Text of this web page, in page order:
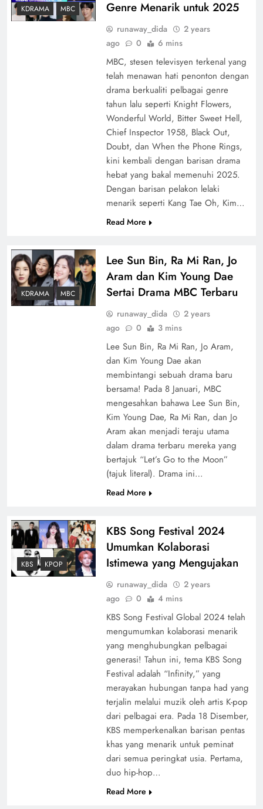
KDRAMA MBC Genre Menarik untuk 2025
runaway_dida
2 years
ago
0 6 mins
MBC, stesen televisyen terkenal yang
telah menawan hati penonton dengan
drama berkualiti pelbagai genre
tahun lalu seperti Knight Flowers,
Wonderful World, Bitter Sweet Hell,
Chief Inspector 1958, Black Out,
Doubt, dan When the Phone Rings,
kini kembali dengan barisan drama
hebat yang bakal memenuhi 2025.
Dengan barisan pelakon lelaki
menarik seperti Kang Tae Oh, Kim…
Read More
KDRAMA MBC
Lee Sun Bin, Ra Mi Ran, Jo
Aram dan Kim Young Dae
Sertai Drama MBC Terbaru
runaway_dida
2 years
ago
0 3 mins
Lee Sun Bin, Ra Mi Ran, Jo Aram,
dan Kim Young Dae akan
membintangi sebuah drama baru
bersama! Pada 8 Januari, MBC
mengesahkan bahawa Lee Sun Bin,
Kim Young Dae, Ra Mi Ran, dan Jo
Aram akan menjadi teraju utama
dalam drama terbaru mereka yang
bertajuk “Let’s Go to the Moon”
(tajuk literal). Drama ini…
Read More
KBS KPOP
KBS Song Festival 2024
Umumkan Kolaborasi
Istimewa yang Mengujakan
runaway_dida
2 years
ago
0 4 mins
KBS Song Festival Global 2024 telah
mengumumkan kolaborasi menarik
yang menghubungkan pelbagai
generasi! Tahun ini, tema KBS Song
Festival adalah “Infinity,” yang
merayakan hubungan tanpa had yang
terjalin melalui muzik oleh artis K-pop
dari pelbagai era. Pada 18 Disember,
KBS memperkenalkan barisan pentas
khas yang menarik untuk peminat
dari semua peringkat usia. Pertama,
duo hip-hop…
Read More